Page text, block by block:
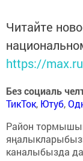
Читайте
https://
Без социаль
ТикТок, Ютуб,
Район
каналыбызда